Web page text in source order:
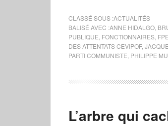
CLASSÉ SOUS :ACTUALITÉS
BALISÉ AVEC :ANNE HIDALGO
PUBLIQUE FONCTIONNAIRES FPE
DES ATTENTATS CEVIPOF,
PARTI COMMUNISTE PHILIPPE
L’arbre qui